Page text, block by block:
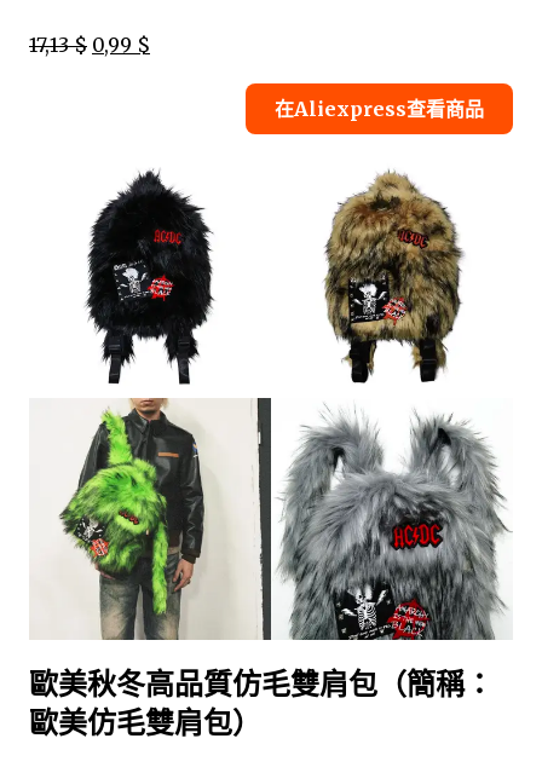
17,13 $ 0,99 $
在Aliexpress查看商品
歐美秋冬高品質仿毛雙肩包（簡稱：
歐美仿毛雙肩包）